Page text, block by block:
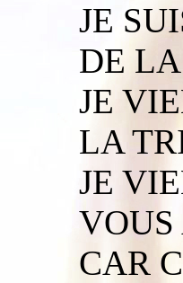
JE
DE
JE
LA
JE
CAR